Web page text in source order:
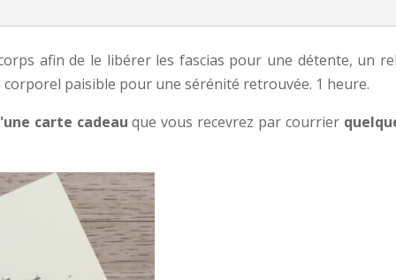
afin de le libérer les fascias pour une détente, un
paisible pour une sérénité retrouvée. 1 heure.
carte cadeau que vous recevrez par courrier